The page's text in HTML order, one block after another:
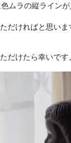
ムラの縦ラインが
だければと思いま
だけたら幸いです